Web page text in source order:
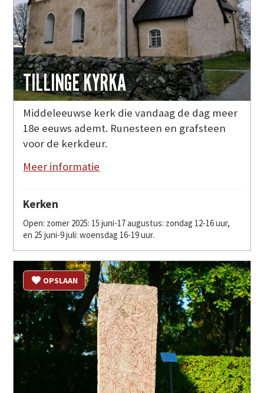
TILLINGE KYRKA
Middeleeuwse kerk die vandaag de dag meer
18e eeuws ademt. Runesteen en grafsteen
voor de kerkdeur.
Meer informatie
Kerken
Open: zomer 2025: 15 juni-17 augustus: zondag 12-16 uur,
en 25 juni-9 juli: woensdag 16-19 uur.
OPSLAAN